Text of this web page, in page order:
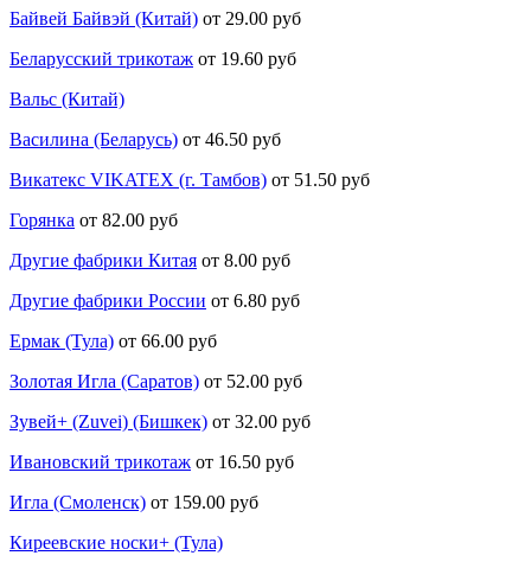
Байвей Байвэй (Китай) от 29.00 руб
Беларусский трикотаж от 19.60 руб
Вальс (Китай)
Василина (Беларусь) от 46.50 руб
Викатекс VIKATEX (г. Тамбов) от 51.50 руб
Горянка от 82.00 руб
Другие фабрики Китая от 8.00 руб
Другие фабрики России от 6.80 руб
Ермак (Тула) от 66.00 руб
Золотая Игла (Саратов) от 52.00 руб
Зувей+ (Zuvei) (Бишкек) от 32.00 руб
Ивановский трикотаж от 16.50 руб
Игла (Смоленск) от 159.00 руб
Киреевские носки+ (Тула)